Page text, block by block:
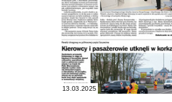
13.03.2025